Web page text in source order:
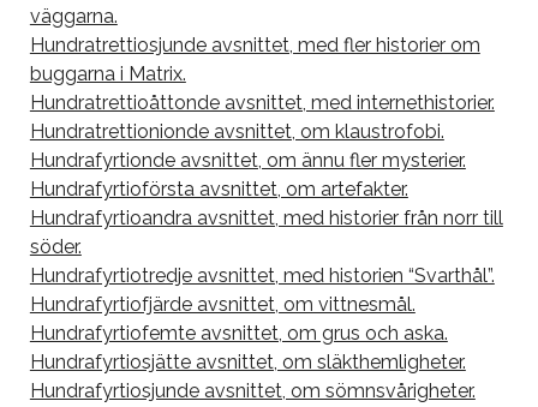
väggarna.
Hundratrettiosjunde avsnittet, med fler historier om
buggarna i Matrix.
Hundratrettioåttonde avsnittet, med internethistorier.
Hundratrettionionde avsnittet, om klaustrofobi.
Hundrafyrtionde avsnittet, om ännu fler mysterier.
Hundrafyrtioförsta avsnittet, om artefakter.
Hundrafyrtioandra avsnittet, med historier från norr till
söder.
Hundrafyrtiotredje avsnittet, med historien “Svarthål”.
Hundrafyrtiofjärde avsnittet, om vittnesmål.
Hundrafyrtiofemte avsnittet, om grus och aska.
Hundrafyrtiosjätte avsnittet, om släkthemligheter.
Hundrafyrtiosjunde avsnittet, om sömnsvårigheter.